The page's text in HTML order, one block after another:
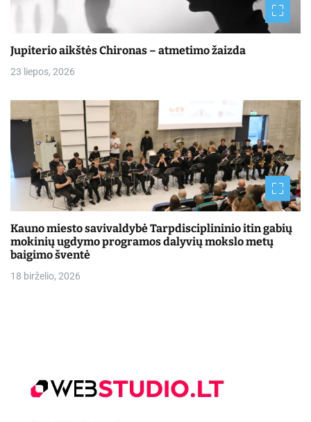
Jupiterio aikštės Chironas – atmetimo žaizda
23 liepos, 2026
Kauno miesto savivaldybė Tarpdisciplininio itin gabių
mokinių ugdymo programos dalyvių mokslo metų
baigimo šventė
18 birželio, 2026